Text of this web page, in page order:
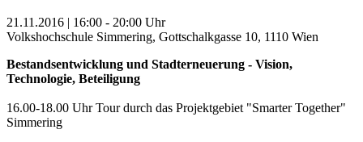
21.11.2016 | 16:00 - 20:00 Uhr
Volkshochschule Simmering, Gottschalkgasse 10, 1110 Wien
Bestandsentwicklung und Stadterneuerung - Vision,
Technologie, Beteiligung
16.00-18.00 Uhr Tour durch das Projektgebiet "Smarter Together"
Simmering